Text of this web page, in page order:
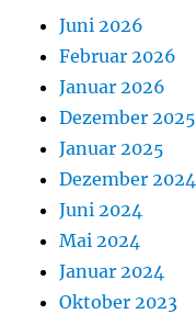
Juni 2026
Februar 2026
Januar 2026
Dezember 2025
Januar 2025
Dezember 2024
Juni 2024
Mai 2024
Januar 2024
Oktober 2023